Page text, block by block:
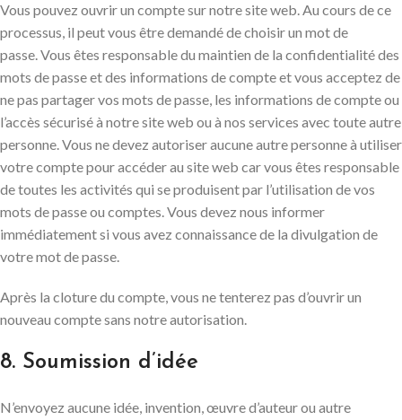
Vous pouvez ouvrir un compte sur notre site web. Au cours de ce
processus, il peut vous être demandé de choisir un mot de
passe. Vous êtes responsable du maintien de la confidentialité des
mots de passe et des informations de compte et vous acceptez de
ne pas partager vos mots de passe, les informations de compte ou
l’accès sécurisé à notre site web ou à nos services avec toute autre
personne. Vous ne devez autoriser aucune autre personne à utiliser
votre compte pour accéder au site web car vous êtes responsable
de toutes les activités qui se produisent par l’utilisation de vos
mots de passe ou comptes. Vous devez nous informer
immédiatement si vous avez connaissance de la divulgation de
votre mot de passe.
Après la cloture du compte, vous ne tenterez pas d’ouvrir un
nouveau compte sans notre autorisation.
8. Soumission d’idée
N’envoyez aucune idée, invention, œuvre d’auteur ou autre